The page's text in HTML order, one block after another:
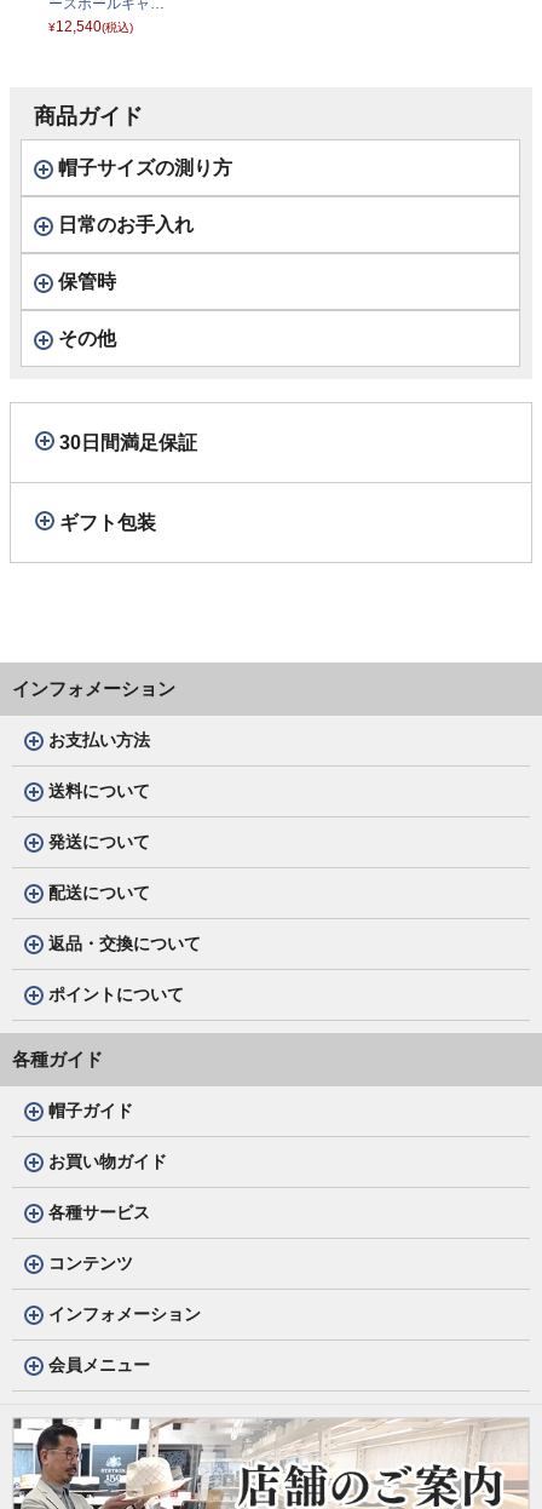
ースボールキャッ
プ）W120440 ブ
¥12,540(税込)
商品ガイド
帽子サイズの測り方
日常のお手入れ
保管時
その他
30日間満足保証
ギフト包装
インフォメーション
お支払い方法
送料について
発送について
配送について
返品・交換について
ポイントについて
各種ガイド
帽子ガイド
お買い物ガイド
各種サービス
コンテンツ
インフォメーション
会員メニュー